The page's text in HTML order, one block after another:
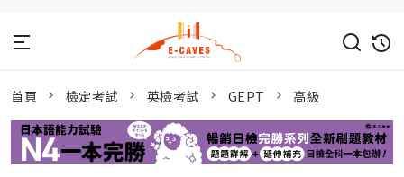
首頁 檢定考試 英檢考試 GEPT 高級